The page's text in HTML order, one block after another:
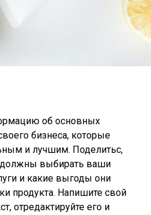
об основных
бизнеса, которые
и лучшим. Поделитьс,
выбирать ваши
и какие выгоды они
продукта. Напишите свой
отредактируйте его и